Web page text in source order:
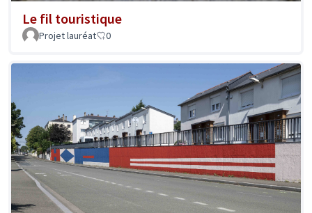
Le fil touristique
Projet lauréat 0